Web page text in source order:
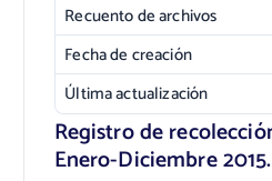
Recuento de archivos
Fecha de creación
Última actualización
Registro de
Enero-Diciembre